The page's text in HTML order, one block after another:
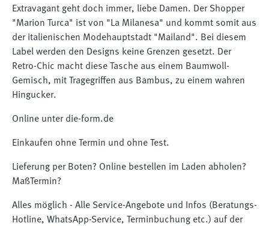
Extravagant geht doch immer, liebe Damen. Der Shopper
"Marion Turca" ist von "La Milanesa" und kommt somit aus
der italienischen Modehauptstadt "Mailand". Bei diesem
Label werden den Designs keine Grenzen gesetzt. Der
Retro-Chic macht diese Tasche aus einem Baumwoll-
Gemisch, mit Tragegriffen aus Bambus, zu einem wahren
Hingucker.
Online unter die-form.de
Einkaufen ohne Termin und ohne Test.
Lieferung per Boten? Online bestellen im Laden abholen?
MaßTermin?
Alles möglich - Alle Service-Angebote und Infos (Beratungs-
Hotline, WhatsApp-Service, Terminbuchung etc.) auf der